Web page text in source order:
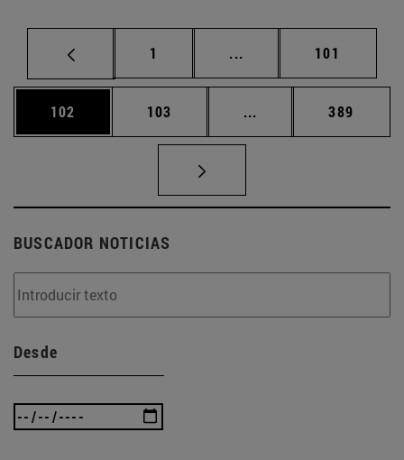
Página
1 ... Páginas intermedias
Página
101
Página
102 Página
103 ... Páginas intermedias
Página
389
BUSCADOR NOTICIAS
Desde